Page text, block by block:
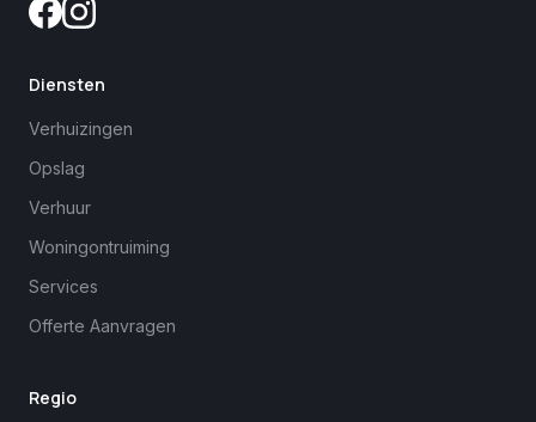
Diensten
Verhuizingen
Opslag
Verhuur
Woningontruiming
Services
Offerte Aanvragen
Regio